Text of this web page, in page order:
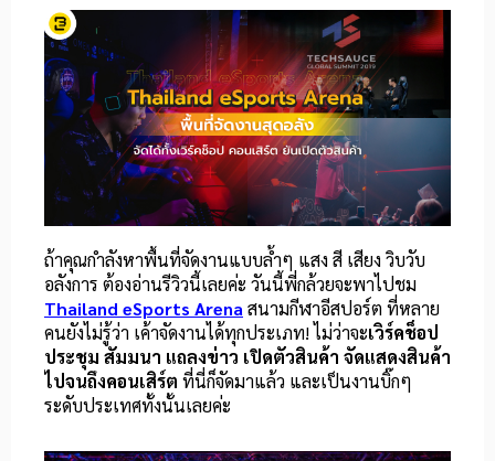
ถ้าคุณกำลังหาพื้นที่จัดงานแบบล้ำๆ แสง สี เสียง วิบวับ
อลังการ ต้องอ่านรีวิวนี้เลยค่ะ วันนี้พี่กล้วยจะพาไปชม
Thailand eSports Arenaสนามกีฬาอีสปอร์ต ที่หลาย
คนยังไม่รู้ว่า เค้าจัดงานได้ทุกประเภท! ไม่ว่าจะเวิร์คช็อป
ประชุม สัมมนา แถลงข่าว เปิดตัวสินค้า จัดแสดงสินค้า
ไปจนถึงคอนเสิร์ต ที่นี่ก็จัดมาแล้ว และเป็นงานบิ๊กๆ
ระดับประเทศทั้งนั้นเลยค่ะ